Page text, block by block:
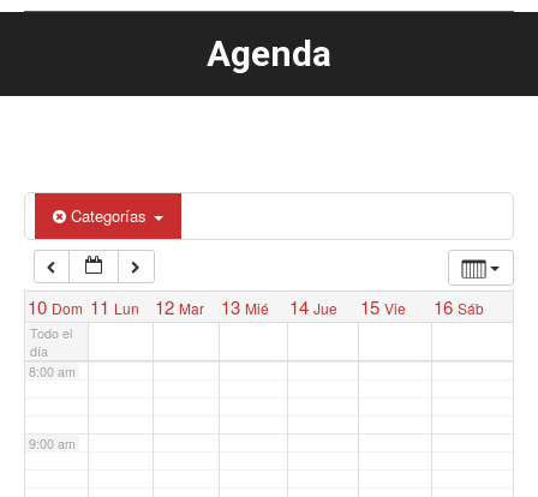
Agenda
Estás aquí:
Categorías
10 Dom 11 Lun 12 Mar 13 Mié 14 Jue 15 Vie 16 Sáb
Todo el
día
3:00 am
6:00 am
7:00 am
8:00 am
9:00 am